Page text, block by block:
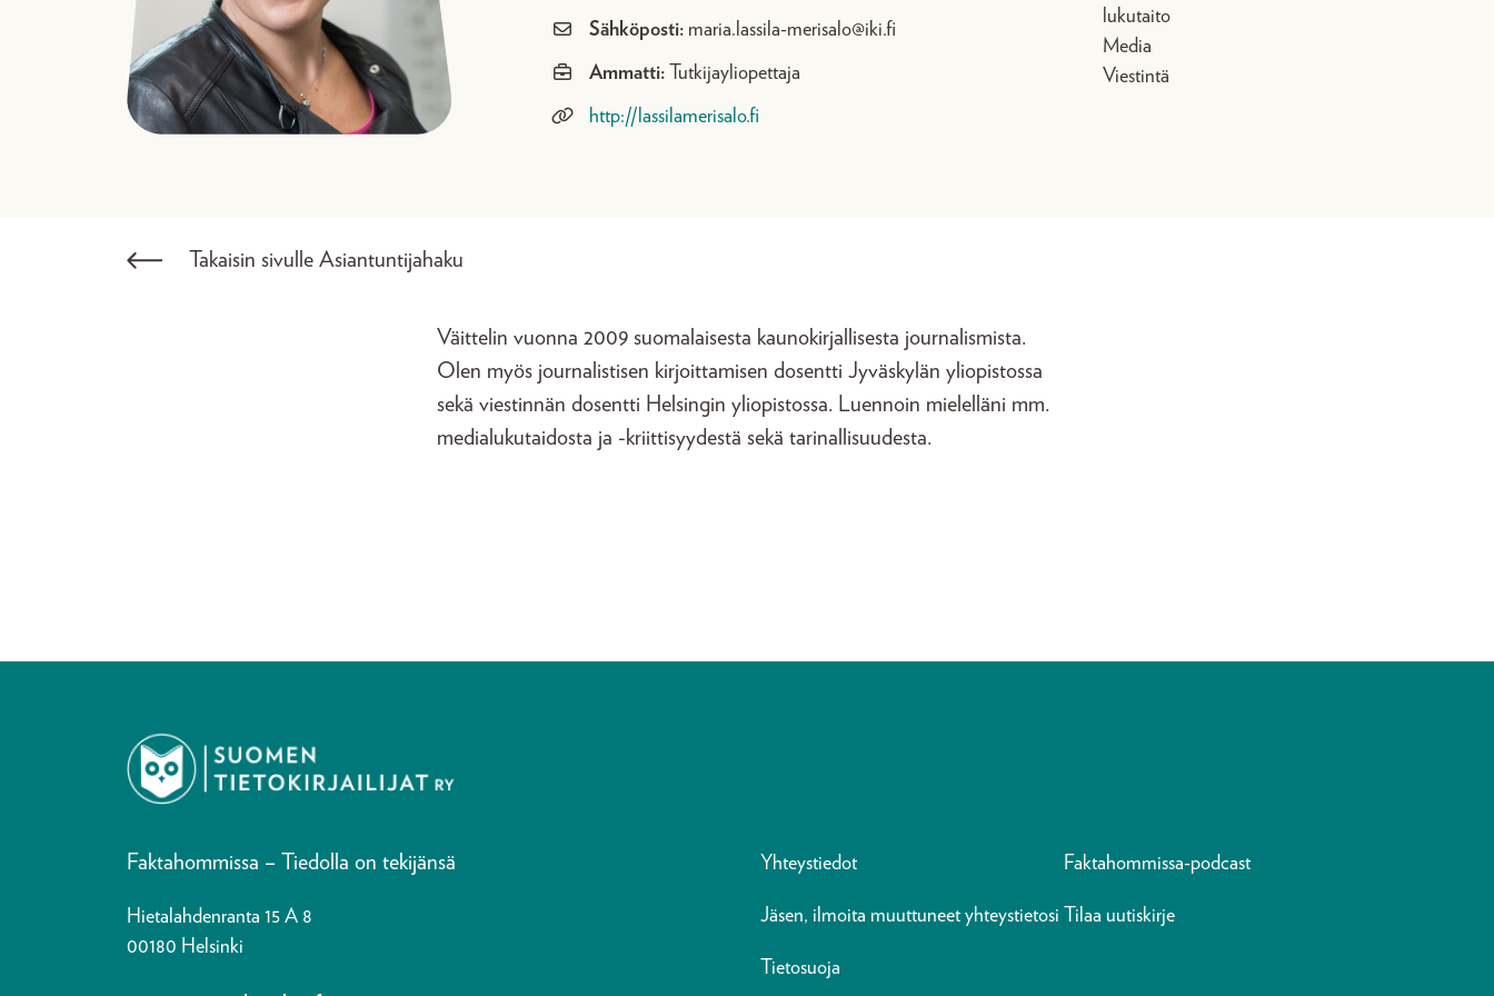
Sähköposti: maria.lassila-merisalo@iki.fi
Ammatti: Tutkijayliopettaja
http://lassilamerisalo.fi
lukutaito
Media
Viestintä
Takaisin sivulle Asiantuntijahaku
Väittelin vuonna 2009 suomalaisesta kaunokirjallisesta journalismista.
Olen myös journalistisen kirjoittamisen dosentti Jyväskylän yliopistossa
sekä viestinnän dosentti Helsingin yliopistossa. Luennoin mielelläni mm.
medialukutaidosta ja -kriittisyydestä sekä tarinallisuudesta.
Faktahommissa – Tiedolla on tekijänsä
Hietalahdenranta 15 A 8
00180 Helsinki
Yhteystiedot Faktahommissa-podcast
Jäsen, ilmoita muuttuneet yhteystietosi Tilaa uutiskirje
Tietosuoja